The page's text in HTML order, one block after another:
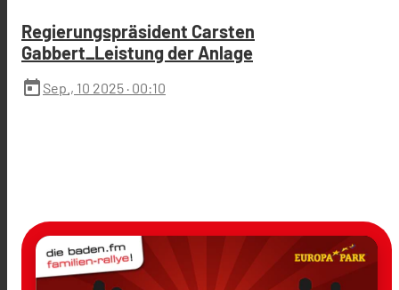
Regierungspräsident Carsten
Gabbert_Leistung der Anlage
today Sep., 10 2025 · 00:10